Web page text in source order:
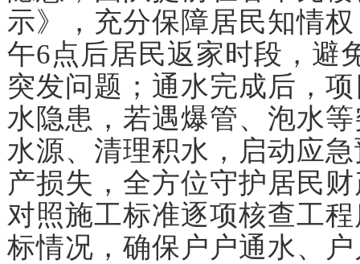
示》，充分保障居民知情
午6点后居民返家时段，避
突发问题；通水完成后，
水隐患，若遇爆管、泡水
水源、清理积水，启动应
产损失，全方位守护居民
对照施工标准逐项核查工
标情况，确保户户通水、